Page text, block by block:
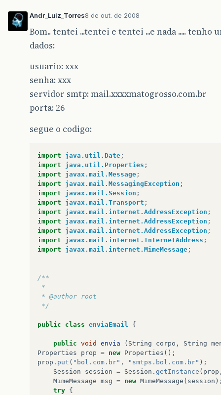
Andr_Luiz_Torres8 de out. de 2008
Bom.. tentei ...tentei e tentei ...e nada ..... tenho
dados:
usuario: xxx
senha: xxx
servidor smtp: mail.xxxxmatogrosso.com.br
porta: 26
segue o codigo:
import java.util.Date ;
import
java.util.Properties ;
import
javax.mail.Message ;
import
javax.mail.MessagingException ;
import
javax.mail.Session ;
import
javax.mail.Transport ;
import
javax.mail.internet.AddressException ;
import
javax.mail.internet.AddressException ;
import
javax.mail.internet.AddressException ;
import
javax.mail.internet.InternetAddress ;
import
javax.mail.internet.MimeMessage ;
/**
*
* @author root
*/
public class enviaEmail {
public void envia ( String corpo , String
Properties
prop = new Properties ();
prop . put ( "bol.com.br" , "smtps.bol.com.br" );
Session
session = Session . getInstance ( prop
MimeMessage msg = new MimeMessage ( session
try {